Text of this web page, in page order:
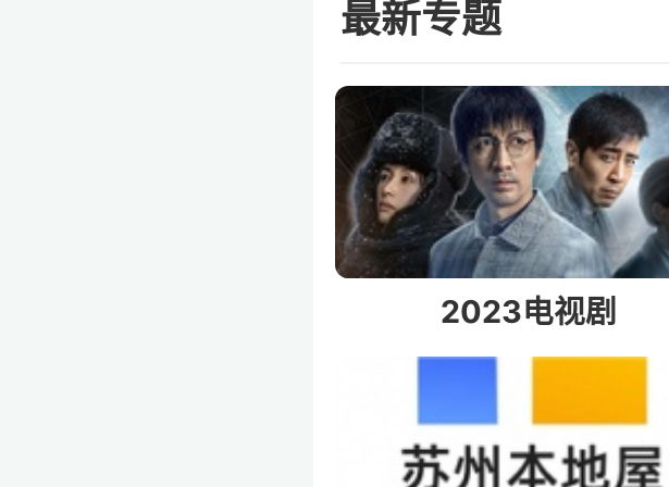
最新专题
2023电视剧